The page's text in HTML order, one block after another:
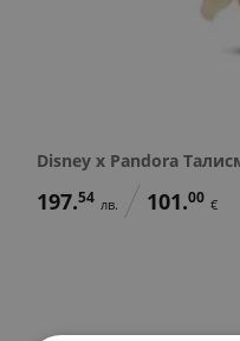
Disney x Pandora
197.54 лв. 101.00 €